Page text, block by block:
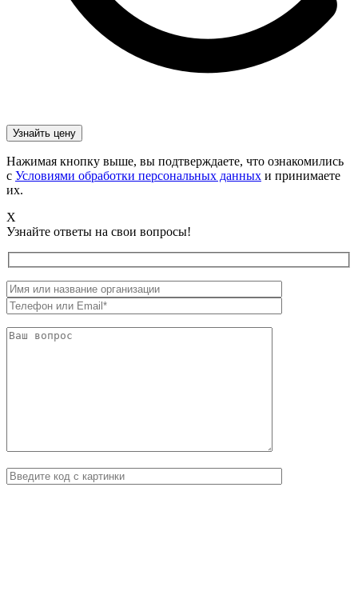
Нажимая кнопку выше, вы подтверждаете, что ознакомились
с Условиями обработки персональных данных и принимаете
их.
X
Узнайте ответы на свои вопросы!